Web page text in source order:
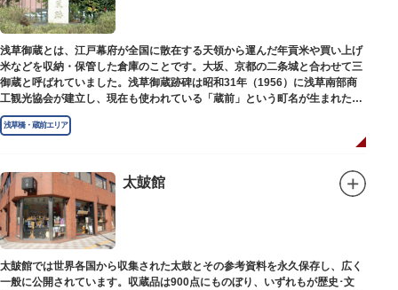
浅草御蔵とは、江戸幕府が全国に散在する天領から運んだ年貢米や買い上げ
米などを収納・保管した倉庫のことです。大坂、京都の二条城と合わせて三
御蔵と呼ばれていました。浅草御蔵跡碑は昭和31年（1956）に浅草南部商
工観光協会が建立し、現在も使われている「蔵前」という町名が生まれたの
は昭和9年（1934）のことです。
浅草橋・蔵前エリア
太皷館
太皷館では世界各国から収集された太鼓とその参考資料を永久保存し、広く
一般に公開されています。収蔵品は900点にものぼり、いずれもが歴史･文